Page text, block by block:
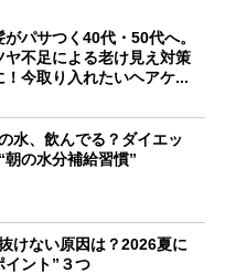
がパサつく40代・50代へ。
ヤ不足による老け見え対策
！今取り入れたいヘアケ...
水、飲んでる？ダイエッ
朝の水分補給習慣”
けない原因は？2026夏に
イント”３つ